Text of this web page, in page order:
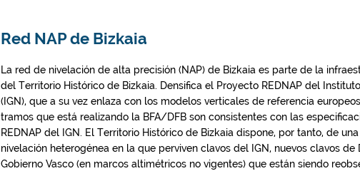
Red NAP de Bizkaia
La red de nivelación de alta precisión (NAP) de Bizkaia es parte de la
del Territorio Histórico de Bizkaia. Densifica el Proyecto REDNAP del
(IGN), que a su vez enlaza con los modelos verticales de referencia
tramos que está realizando la BFA/DFB son consistentes con las
REDNAP del IGN. El Territorio Histórico de Bizkaia dispone, por tanto, de
nivelación heterogénea en la que perviven clavos del IGN, nuevos clavos de
Gobierno Vasco (en marcos altimétricos no vigentes) que están siendo